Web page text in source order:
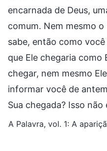
encarnada de Deus,
comum. Nem mesmo
sabe, então como
que Ele chegaria como
chegar, nem mesmo
informar você de
Sua chegada? Isso não
A Palavra, vol. 1: A